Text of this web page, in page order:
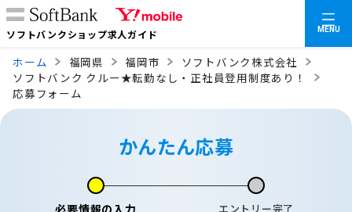
ソフトバンクショップ求人ガイド MENU
ホーム 福岡県 福岡市
ソフトバンク株式会社
ソフトバンク クルー★転勤なし・正社員登用制度あり！
応募フォーム
かんたん応募
必要情報の入力 エントリー完了